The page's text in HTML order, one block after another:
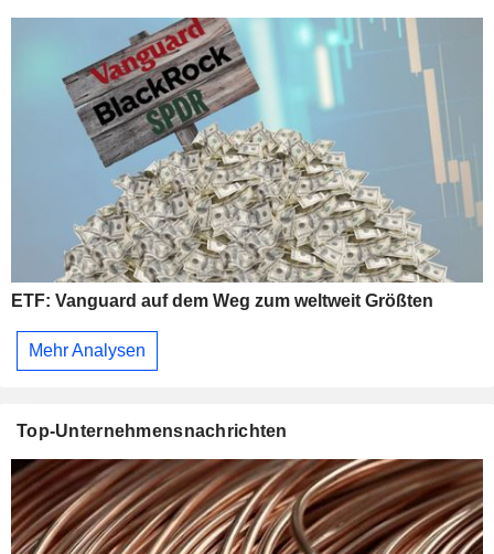
ETF: Vanguard auf dem Weg zum weltweit Größten
Mehr Analysen
Top-Unternehmensnachrichten